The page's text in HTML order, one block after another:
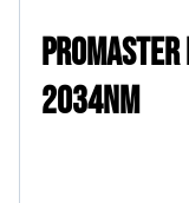
2034Nm